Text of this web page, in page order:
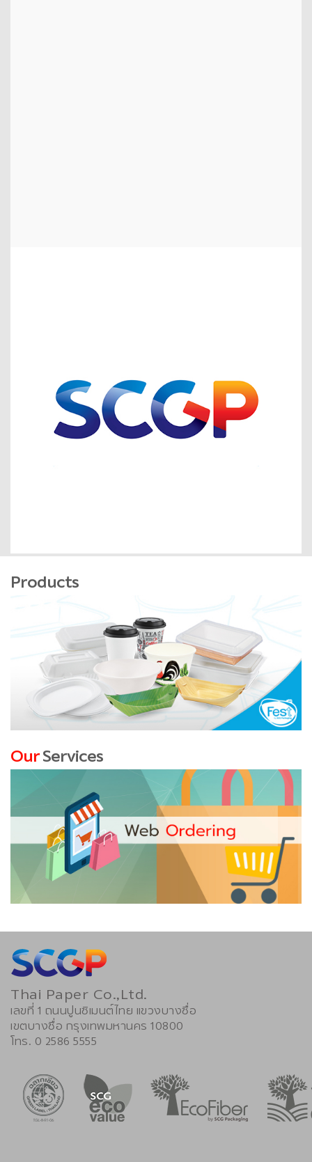
Products
OurServices
Thai Paper Co.,Ltd.
เลขที่ 1 ถนนปูนซิเมนต์ไทย แขวงบางซื่อ
เขตบางซื่อ กรุงเทพมหานคร 10800
โทร. 0 2586 5555